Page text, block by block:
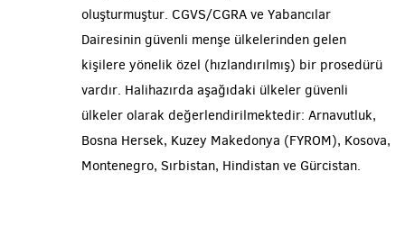
oluşturmuştur. CGVS/CGRA ve Yabancılar
Dairesinin güvenli menşe ülkelerinden gelen
kişilere yönelik özel (hızlandırılmış) bir prosedürü
vardır. Halihazırda aşağıdaki ülkeler güvenli
ülkeler olarak değerlendirilmektedir: Arnavutluk,
Bosna Hersek, Kuzey Makedonya (FYROM), Kosova,
Montenegro, Sırbistan, Hindistan ve Gürcistan.